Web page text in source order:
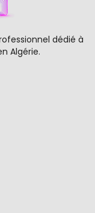
dédié à
Algérie.